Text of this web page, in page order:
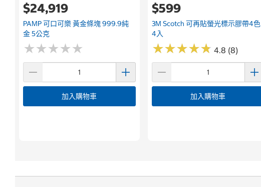
$24,919
PAMP 可口可樂 黃金條塊 999.9純
金 5公克
★★★★★
★★★★★
加入購物車
$599
3M Scotch 可再貼螢光標示膠帶4色
4入
★★★★★
★★★★★ 4.8 (8)
加入購物車